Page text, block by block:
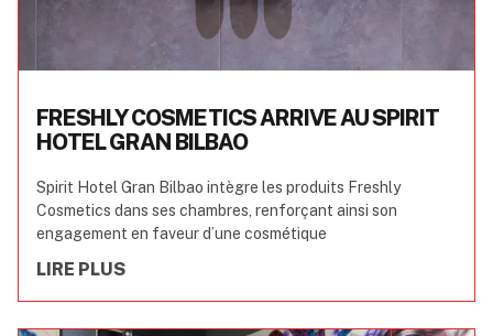
FRESHLY COSMETICS ARRIVE AU SPIRIT
HOTEL GRAN BILBAO
Spirit Hotel Gran Bilbao intègre les produits Freshly
Cosmetics dans ses chambres, renforçant ainsi son
engagement en faveur d’une cosmétique
LIRE PLUS